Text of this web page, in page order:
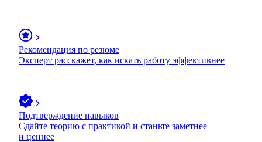
Рекомендация по резюме
Эксперт расскажет, как искать работу эффективнее
Подтверждение навыков
Сдайте теорию с практикой и станьте заметнее
и ценнее